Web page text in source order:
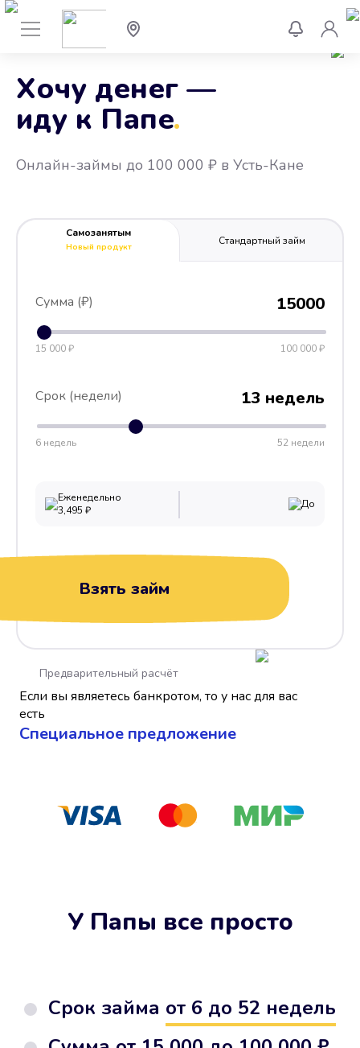
Хочу денег —
иду к Папе
.
Онлайн-займы до 100 000 ₽ в Усть-Кане
Самозанятым
Новый продукт
Стандартный займ
Сумма (₽) 15000
15 000 ₽ 100 000 ₽
Срок (недели) 13 недель
6 недель 52 недели
Еженедельно
3,495 ₽ До
Взять займ
Если вы являетесь банкротом, то у нас для вас
есть
Cпециальное предложение
Предварительный расчёт
У Папы все просто
Срок займа от 6 до 52 недель